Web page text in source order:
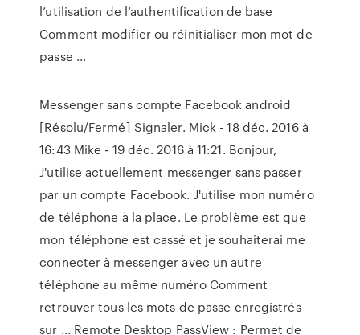
l’utilisation de l’authentification de base
Comment modifier ou réinitialiser mon mot de
passe ...
Messenger sans compte Facebook android
[Résolu/Fermé] Signaler. Mick - 18 déc. 2016 à
16:43 Mike - 19 déc. 2016 à 11:21. Bonjour,
J'utilise actuellement messenger sans passer
par un compte Facebook. J'utilise mon numéro
de téléphone à la place. Le problème est que
mon téléphone est cassé et je souhaiterai me
connecter à messenger avec un autre
téléphone au même numéro Comment
retrouver tous les mots de passe enregistrés
sur ... Remote Desktop PassView : Permet de